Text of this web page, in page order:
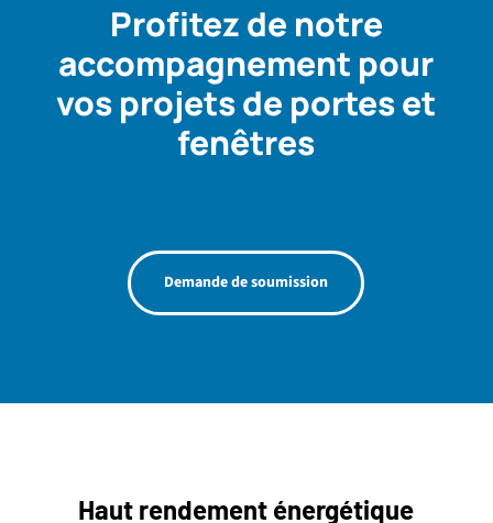
Profitez de notre
accompagnement pour
vos projets de portes et
fenêtres
Demande de soumission
Haut rendement énergétique